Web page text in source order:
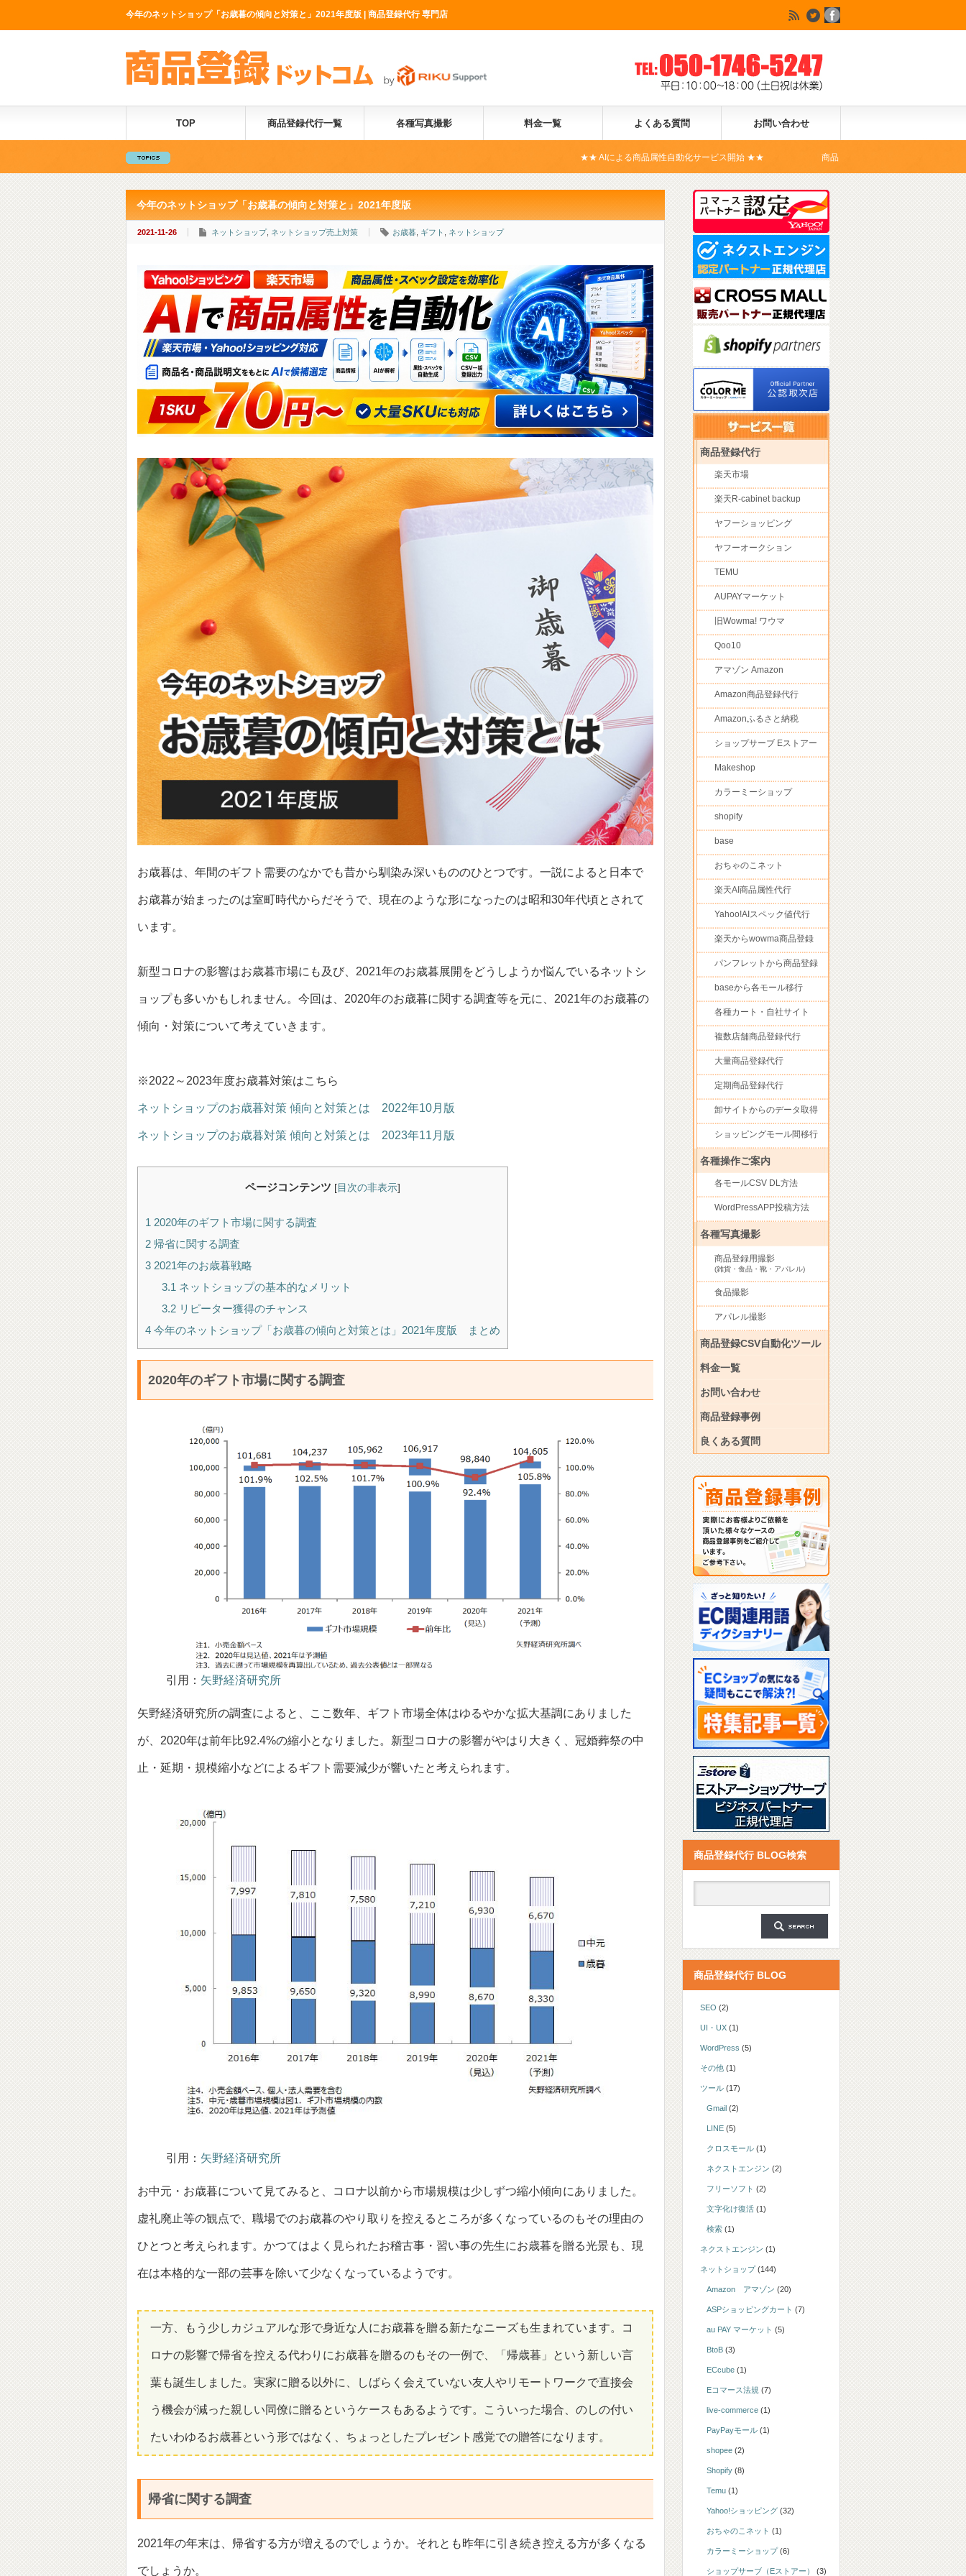
今年のネットショップ「お歳暮の傾向と対策と」2021年度版 | 商品登録代行 専門店
TOP 商品登録代行一覧 各種写真撮影 料金一覧 よくある質問 お問い合わせ
★★ AIによる商品属性自動化サービス開始 ★★ 商品登録ドットコムは、Yahoo!ショッピングの公式コ
今年のネットショップ「お歳暮の傾向と対策と」2021年度版
2021-11-26 ネットショップ, ネットショップ売上対策 お歳暮 ギフト ネットショップ
お歳暮は、年間のギフト需要のなかでも昔から馴染み深いもののひとつです。一説によると日本で
お歳暮が始まったのは室町時代からだそうで、現在のような形になったのは昭和30年代頃とされて
います。
新型コロナの影響はお歳暮市場にも及び、2021年のお歳暮展開をどうしようか悩んでいるネットシ
ョップも多いかもしれません。今回は、2020年のお歳暮に関する調査等を元に、2021年のお歳暮の
傾向・対策について考えていきます。
※2022～2023年度お歳暮対策はこちら
ネットショップのお歳暮対策 傾向と対策とは 2022年10月版
ネットショップのお歳暮対策 傾向と対策とは 2023年11月版
ページコンテンツ [目次の非表示]
1 2020年のギフト市場に関する調査
2 帰省に関する調査
3 2021年のお歳暮戦略
3.1 ネットショップの基本的なメリット
3.2リピーター獲得のチャンス
4 今年のネットショップ「お歳暮の傾向と対策とは」2021年度版 まとめ
2020年のギフト市場に関する調査
引用： 矢野経済研究所
矢野経済研究所の調査によると、ここ数年、ギフト市場全体はゆるやかな拡大基調にありました
が、2020年は前年比92.4%の縮小となりました。新型コロナの影響がやはり大きく、冠婚葬祭の中
止・延期・規模縮小などによるギフト需要減少が響いたと考えられます。
引用： 矢野経済研究所
お中元・お歳暮について見てみると、コロナ以前から市場規模は少しずつ縮小傾向にありました。
虚礼廃止等の観点で、職場でのお歳暮のやり取りを控えるところが多くなっているのもその理由の
ひとつと考えられます。かつてはよく見られたお稽古事・習い事の先生にお歳暮を贈る光景も、現
在は本格的な一部の芸事を除いて少なくなっているようです。
一方、もう少しカジュアルな形で身近な人にお歳暮を贈る新たなニーズも生まれています。コ
ロナの影響で帰省を控える代わりにお歳暮を贈るのもその一例で、「帰歳暮」という新しい言
葉も誕生しました。実家に贈る以外に、しばらく会えていない友人やリモートワークで直接会
う機会が減った親しい同僚に贈るというケースもあるようです。こういった場合、のしの付い
たいわゆるお歳暮という形ではなく、ちょっとしたプレゼント感覚での贈答になります。
帰省に関する調査
2021年の年末は、帰省する方が増えるのでしょうか。それとも昨年に引き続き控える方が多くなる
でしょうか。
商品登録代行
楽天市場
楽天R-cabinet backup
ヤフーショッピング
ヤフーオークション
TEMU
AUPAYマーケット
旧Wowma! ワウマ
Qoo10
アマゾン Amazon
Amazon商品登録代行
Amazonふるさと納税
ショップサーブ Eストアー
Makeshop
カラーミーショップ
shopify
base
おちゃのこネット
楽天AI商品属性代行
Yahoo!AIスペック値代行
楽天からwowma商品登録
パンフレットから商品登録
baseから各モール移行
各種カート・自社サイト
複数店舗商品登録代行
大量商品登録代行
定期商品登録代行
卸サイトからのデータ取得
ショッピングモール間移行
各種操作ご案内
各モールCSV DL方法
WordPressAPP投稿方法
各種写真撮影
商品登録用撮影
(雑貨・食品・靴・アパレル)
食品撮影
アパレル撮影
商品登録CSV自動化ツール
料金一覧
お問い合わせ
商品登録事例
良くある質問
商品登録代行 BLOG検索
商品登録代行 BLOG
SEO (2)
UI・UX (1)
WordPress (5)
その他 (1)
ツール (17)
Gmail (2)
LINE (5)
クロスモール (1)
ネクストエンジン (2)
フリーソフト (2)
文字化け復活 (1)
検索 (1)
ネクストエンジン (1)
ネットショップ(144)
Amazon アマゾン (20)
ASPショッピングカート (7)
au PAY マーケット (5)
BtoB (3)
ECcube (1)
Eコマース法規 (7)
live-commerce (1)
PayPayモール (1)
shopee (2)
Shopify (8)
Temu (1)
Yahoo!ショッピング (32)
おちゃのこネット (1)
カラーミーショップ(6)
ショップサーブ（Eストアー） (3)